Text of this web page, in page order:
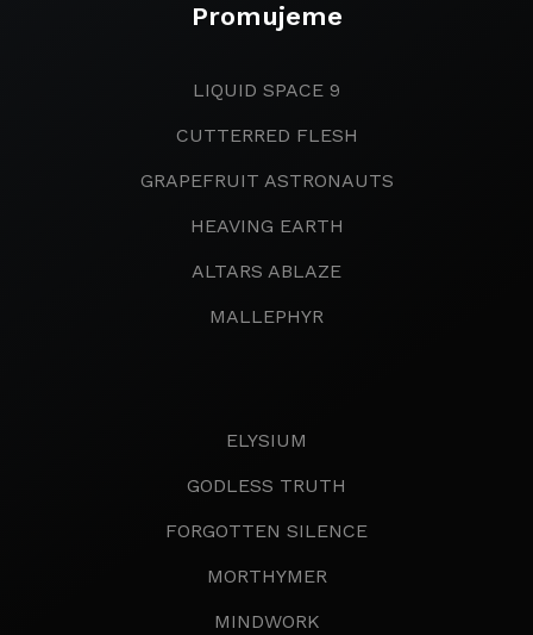
Promujeme
LIQUID SPACE 9
CUTTERRED FLESH
GRAPEFRUIT ASTRONAUTS
HEAVING EARTH
ALTARS ABLAZE
MALLEPHYR
ELYSIUM
GODLESS TRUTH
FORGOTTEN SILENCE
MORTHYMER
MINDWORK